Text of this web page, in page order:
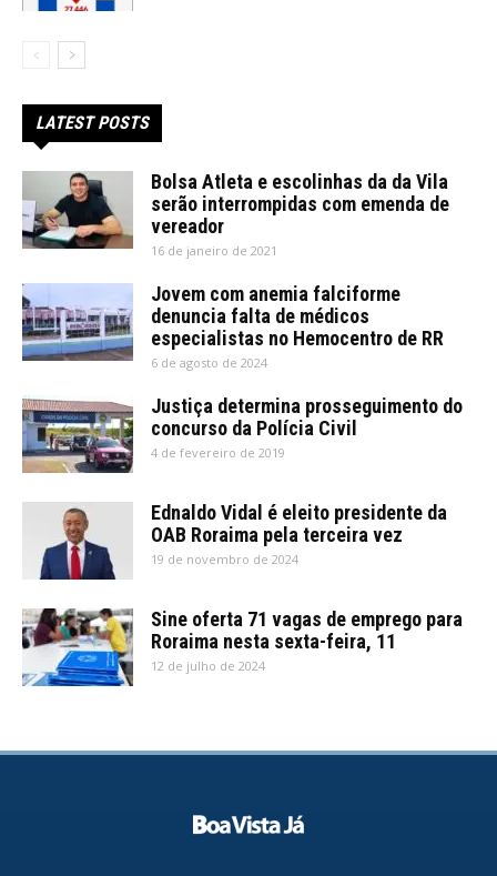
LATEST POSTS
Bolsa Atleta e escolinhas da da Vila
serão interrompidas com emenda de
vereador
16 de janeiro de 2021
Jovem com anemia falciforme
denuncia falta de médicos
especialistas no Hemocentro de RR
6 de agosto de 2024
Justiça determina prosseguimento do
concurso da Polícia Civil
4 de fevereiro de 2019
Ednaldo Vidal é eleito presidente da
OAB Roraima pela terceira vez
19 de novembro de 2024
Sine oferta 71 vagas de emprego para
Roraima nesta sexta-feira, 11
12 de julho de 2024